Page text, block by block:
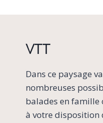
vtt
Dans ce paysage
nombreuses
balades en famille
à votre disposition